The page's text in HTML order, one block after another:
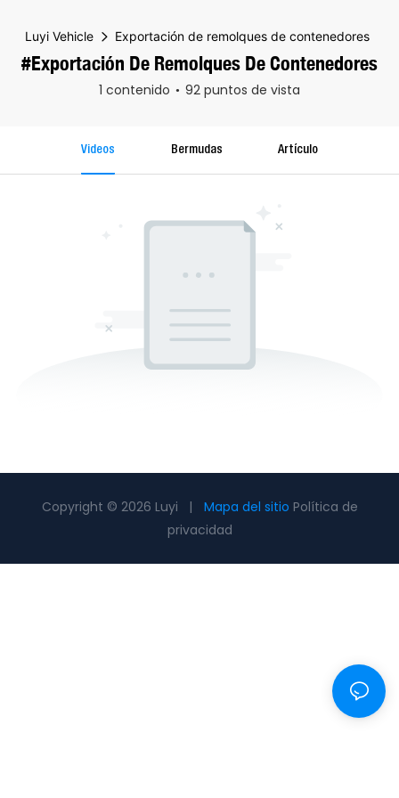
Luyi Vehicle Exportación de remolques de contenedores
#Exportación De Remolques De Contenedores
1 contenido 92 puntos de vista
Videos Bermudas Artículo
Copyright © 2026 Luyi | Mapa del sitio Política de
privacidad